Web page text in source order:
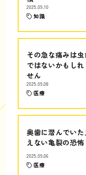
2025.09.10
知識
その急な痛みは
ではないかもしれ
せん
2025.09.08
医療
奥歯に潜んでい
えない亀裂の恐怖
2025.09.06
医療